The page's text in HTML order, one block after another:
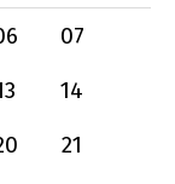
07
14
21